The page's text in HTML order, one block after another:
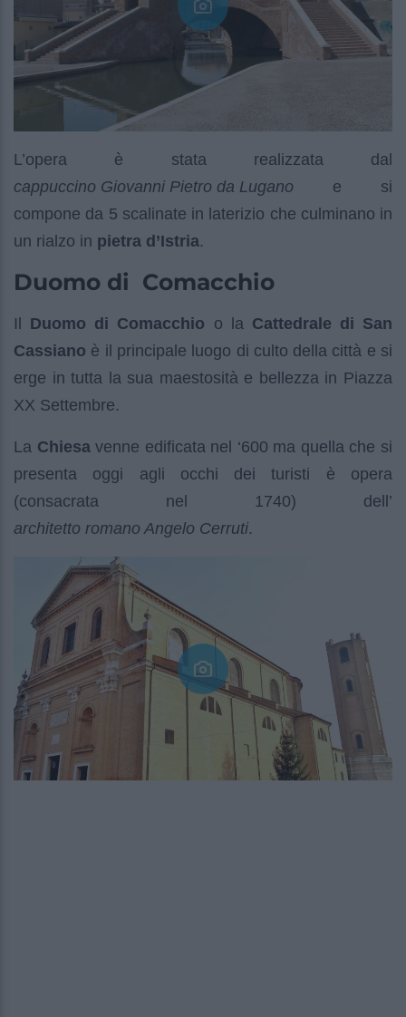
L’opera è stata realizzata dal
cappuccino Giovanni Pietro da Lugano e si
compone da 5 scalinate in laterizio che culminano in
un rialzo in pietra d’Istria.
Duomo di Comacchio
Il Duomo di Comacchio o la Cattedrale di San
Cassiano è il principale luogo di culto della città e si
erge in tutta la sua maestosità e bellezza in Piazza
XX Settembre.
La Chiesavenne edificata nel ‘600 ma quella che si
presenta oggi agli occhi dei turisti è opera
(consacrata nel 1740) dell’
architetto romano Angelo Cerruti.